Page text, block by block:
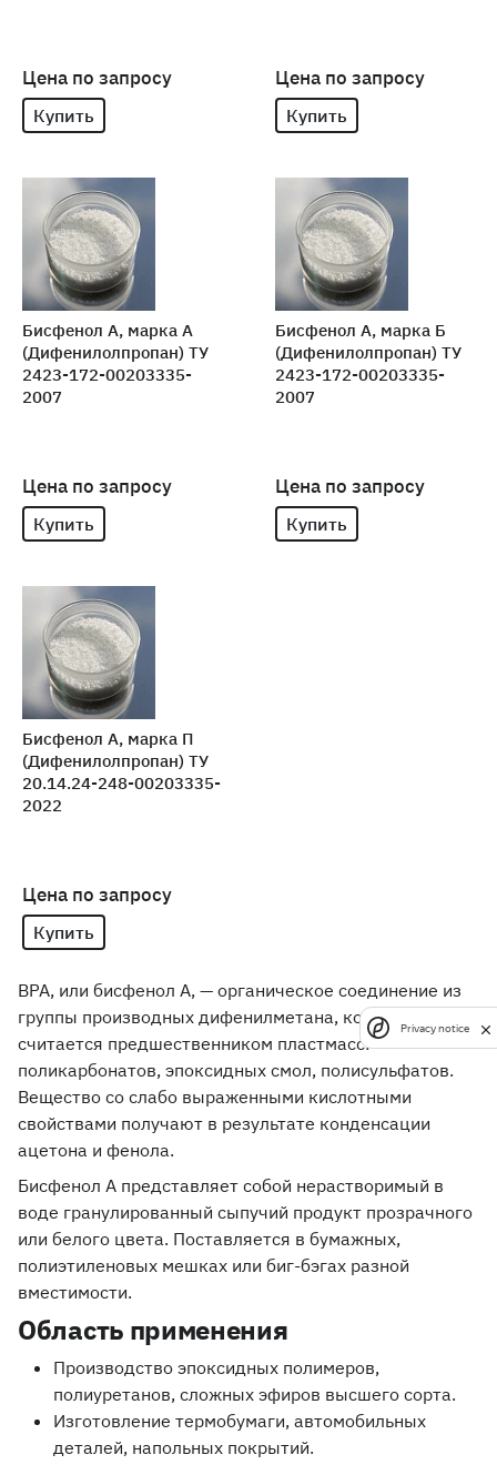
Цена по запросу
Купить
Цена по запросу
Купить
Бисфенол А, марка А
(Дифенилолпропан) ТУ
2423-172-00203335-
2007
Цена по запросу
Купить
Бисфенол А, марка Б
(Дифенилолпропан) ТУ
2423-172-00203335-
2007
Цена по запросу
Купить
Бисфенол А, марка П
(Дифенилолпропан) ТУ
20.14.24-248-00203335-
2022
Цена по запросу
Купить
BPA, или бисфенол А, — органическое соединение из
группы производных дифенилметана, которое
считается предшественником пластмасс:
поликарбонатов, эпоксидных смол, полисульфатов.
Вещество со слабо выраженными кислотными
свойствами получают в результате конденсации
ацетона и фенола.
Бисфенол А представляет собой нерастворимый в
воде гранулированный сыпучий продукт прозрачного
или белого цвета. Поставляется в бумажных,
полиэтиленовых мешках или биг-бэгах разной
вместимости.
Область применения
Производство эпоксидных полимеров,
полиуретанов, сложных эфиров высшего сорта.
Изготовление термобумаги, автомобильных
деталей, напольных покрытий.
Privacy notice